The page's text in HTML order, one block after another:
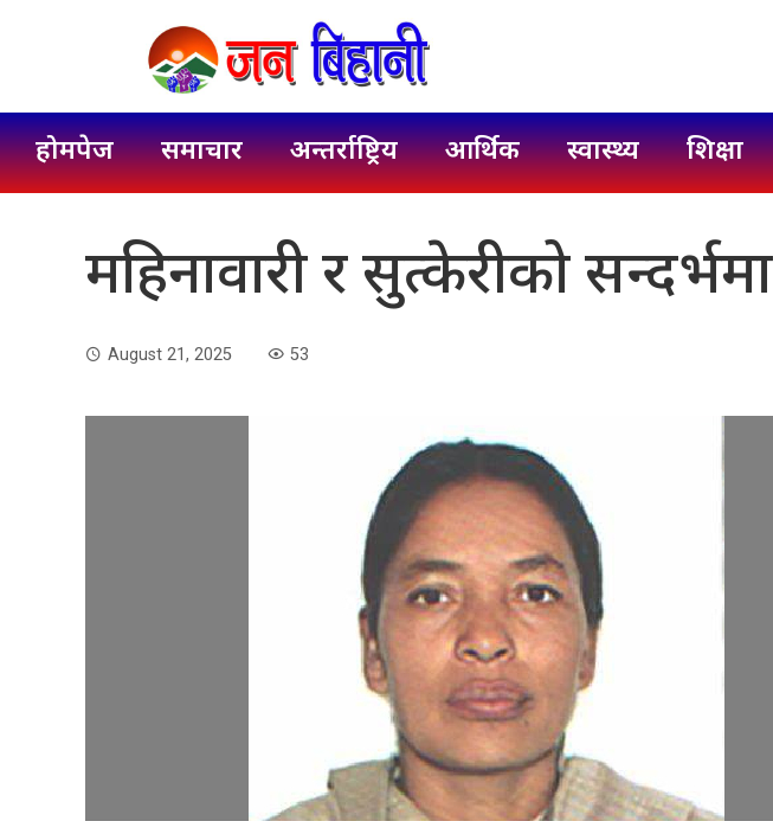
होमपेज समाचार अन्तर्राष्ट्रिय आर्थिक स्वास्थ्य शिक्षा
महिनावारी र सुत्केरीको सन्दर्भमा
August 21, 2025 53